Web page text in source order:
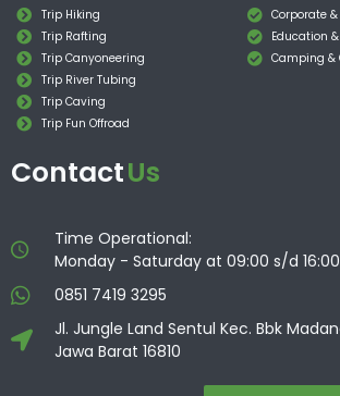
Trip Hiking
Trip Rafting
Trip Canyoneering
Trip River Tubing
Trip Caving
Trip Fun Offroad
Corporate
Education
Camping &
ContactUs
Time Operational:
Monday - Saturday at 09:00 s/d 16:00
0851 7419 3295
Jl. Jungle Land Sentul Kec. Bbk
Jawa Barat 16810